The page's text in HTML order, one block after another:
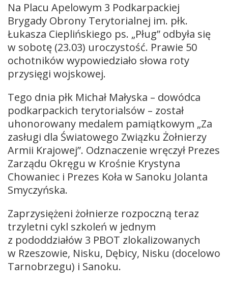
Na Placu Apelowym 3 Podkarpackiej
Brygady Obrony Terytorialnej im. płk.
Łukasza Cieplińskiego ps. „Pług” odbyła się
w sobotę (23.03) uroczystość. Prawie 50
ochotników wypowiedziało słowa roty
przysięgi wojskowej.
Tego dnia płk Michał Małyska – dowódca
podkarpackich terytorialsów – został
uhonorowany medalem pamiątkowym „Za
zasługi dla Światowego Związku Żołnierzy
Armii Krajowej”. Odznaczenie wręczył Prezes
Zarządu Okręgu w Krośnie Krystyna
Chowaniec i Prezes Koła w Sanoku Jolanta
Smyczyńska.
Zaprzysiężeni żołnierze rozpoczną teraz
trzyletni cykl szkoleń w jednym
z pododdziałów 3 PBOT zlokalizowanych
w Rzeszowie, Nisku, Dębicy, Nisku (docelowo
Tarnobrzegu) i Sanoku.